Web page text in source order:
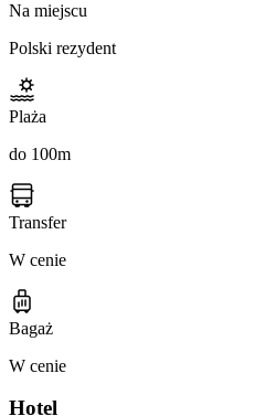
Na miejscu
Polski rezydent
Plaża
do 100m
Transfer
W cenie
Bagaż
W cenie
Hotel